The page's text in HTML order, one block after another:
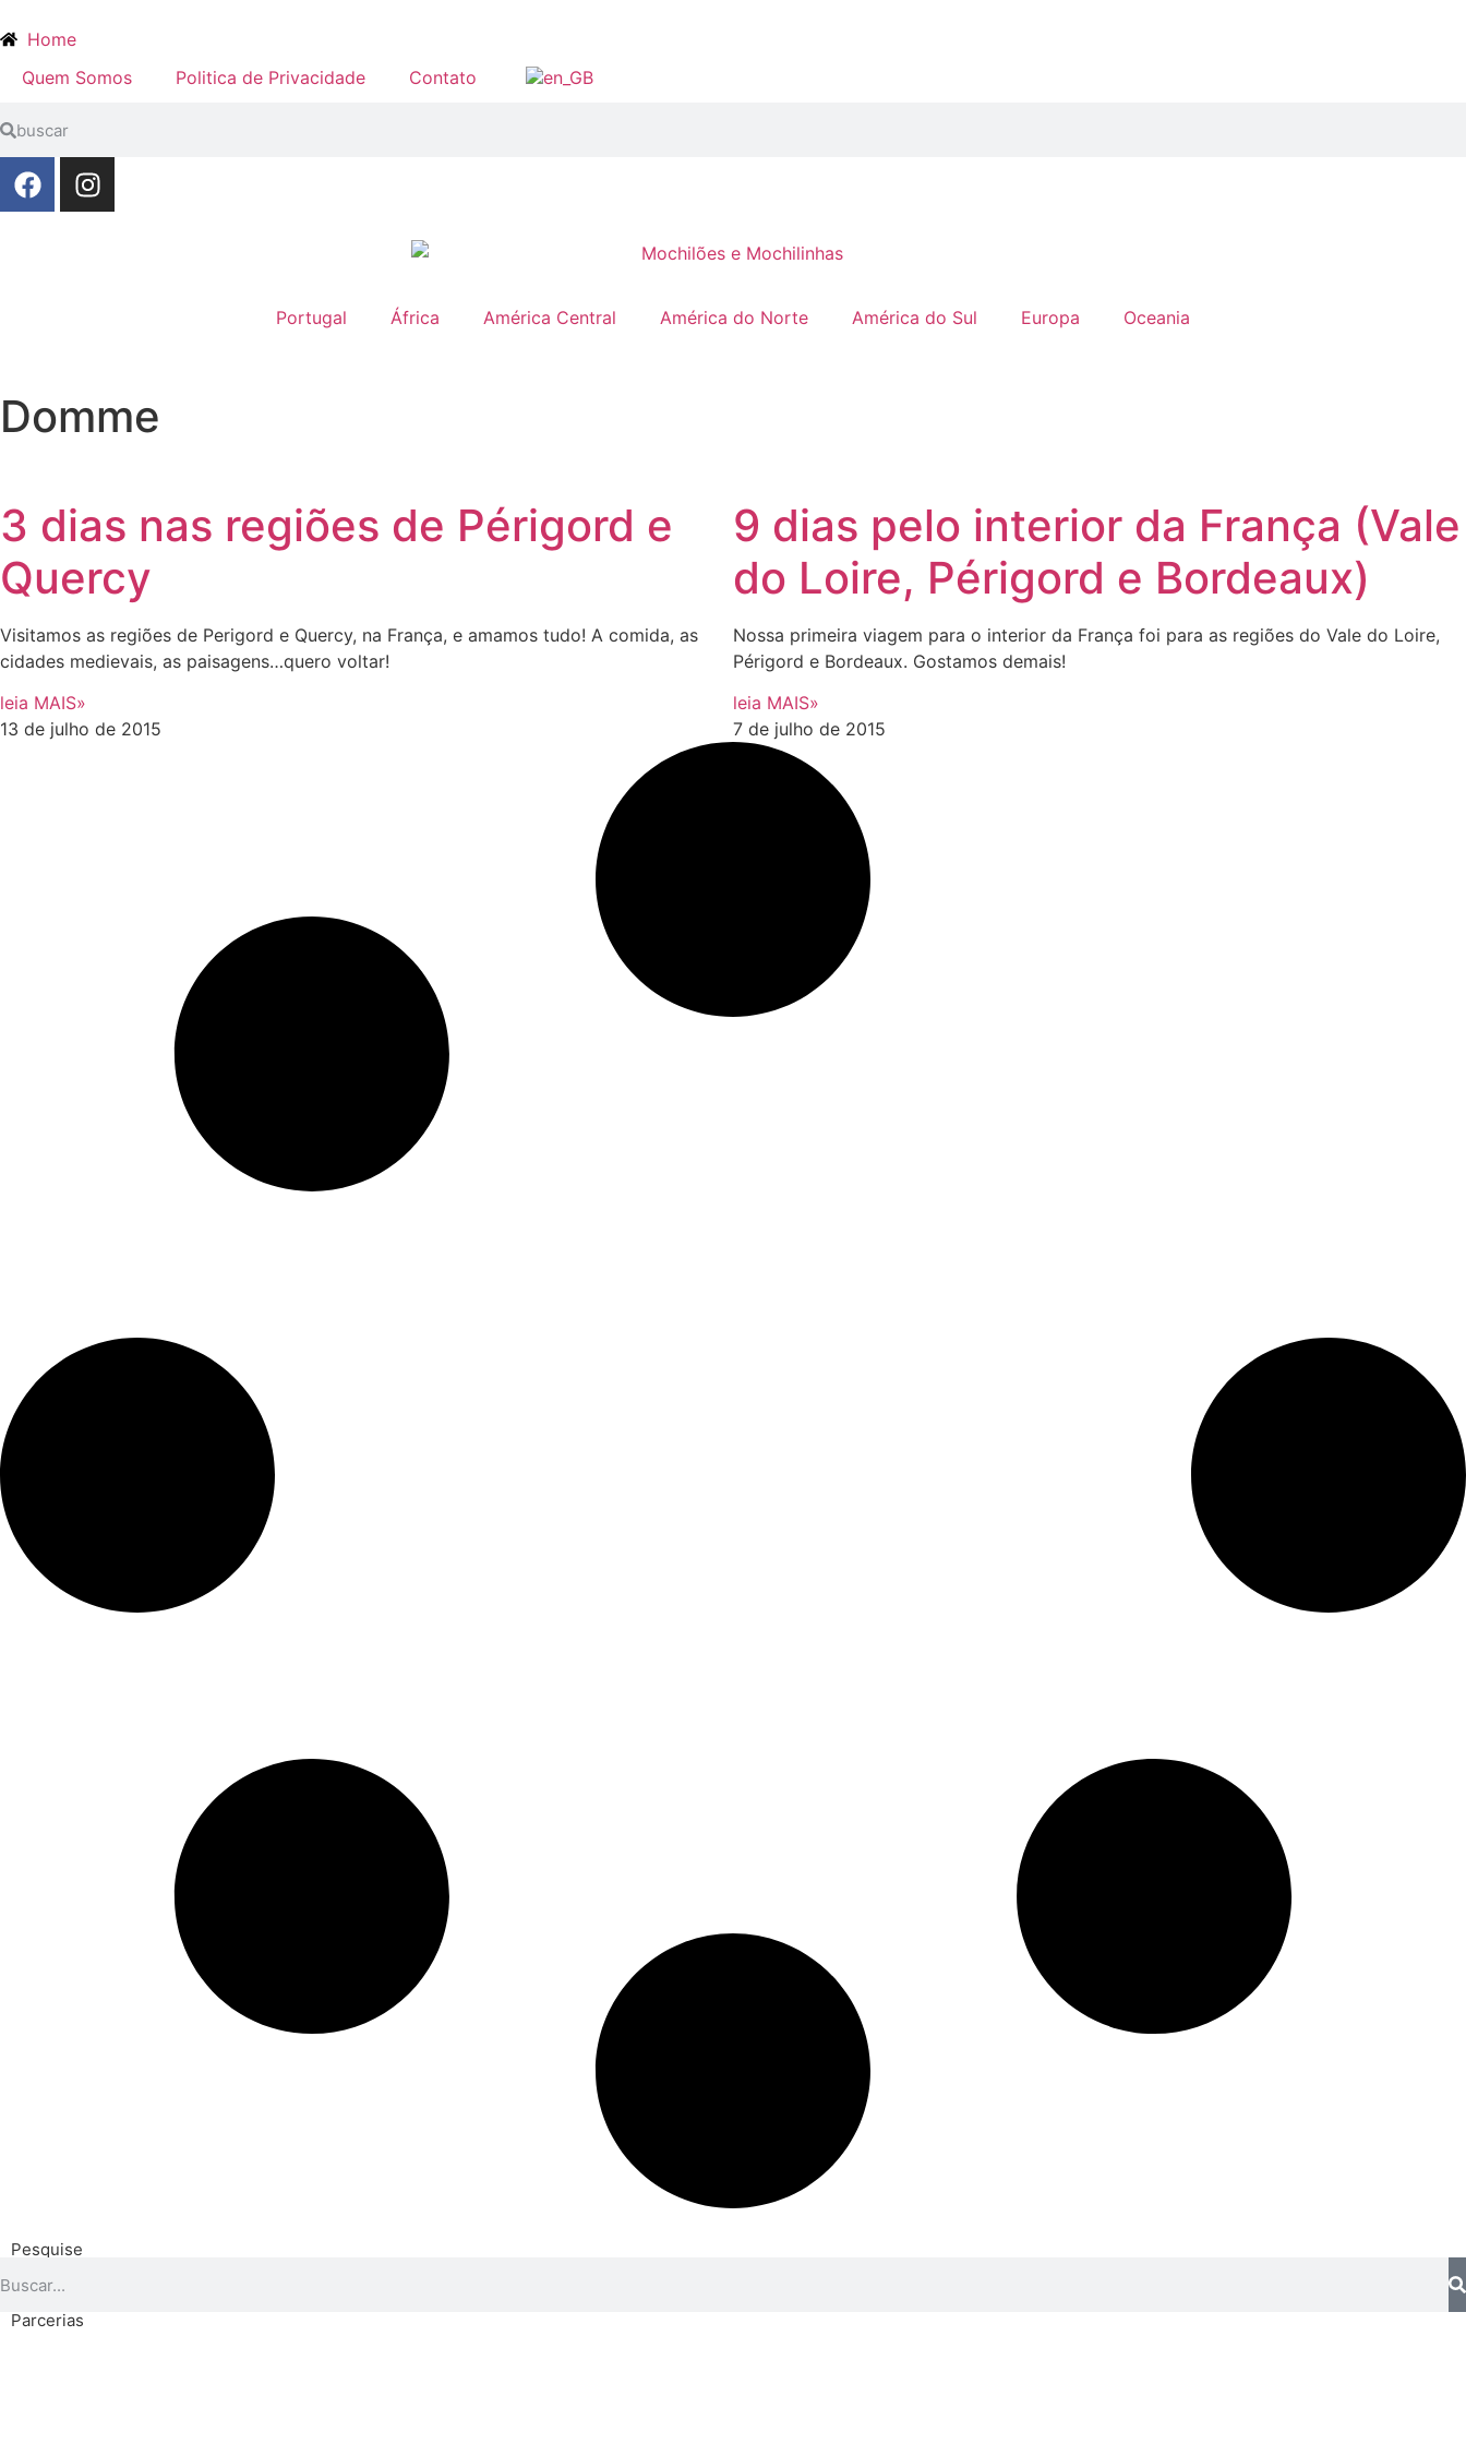
Home
Quem Somos
Politica de Privacidade Contato
Portugal África América Central América do Norte América do Sul Europa Oceania
Domme
3 dias nas regiões de Périgord e
Quercy
Visitamos as regiões de Perigord e Quercy, na França, e amamos tudo! A comida, as
cidades medievais, as paisagens…quero voltar!
leia MAIS»
13 de julho de 2015
9 dias pelo interior da França (Vale
do Loire, Périgord e Bordeaux)
Nossa primeira viagem para o interior da França foi para as regiões do Vale do Loire,
Périgord e Bordeaux. Gostamos demais!
leia MAIS»
7 de julho de 2015
Pesquise
Parcerias